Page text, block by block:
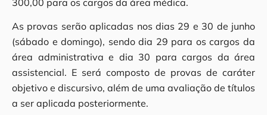
As provas serão aplicadas nos dias 29 e 30 de junho
(sábado e domingo), sendo dia 29 para os cargos da
área administrativa e dia 30 para cargos da área
assistencial. E será composto de provas de caráter
objetivo e discursivo, além de uma avaliação de títulos
a ser aplicada posteriormente.